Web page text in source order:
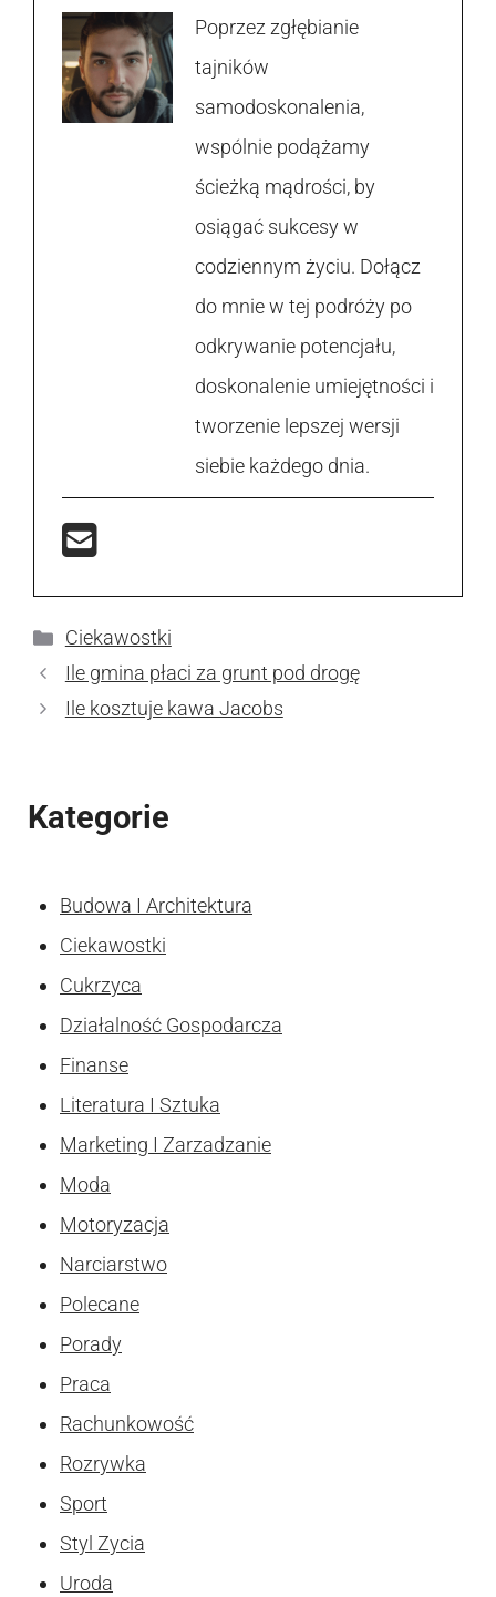
Poprzez zgłębianie
tajników
samodoskonalenia,
wspólnie podążamy
ścieżką mądrości, by
osiągać sukcesy w
codziennym życiu. Dołącz
do mnie w tej podróży po
odkrywanie potencjału,
doskonalenie umiejętności i
tworzenie lepszej wersji
siebie każdego dnia.
Kategorie
Ciekawostki
Ile gmina płaci za grunt pod drogę
Ile kosztuje kawa Jacobs
Kategorie
Budowa I Architektura
Ciekawostki
Cukrzyca
Działalność Gospodarcza
Finanse
Literatura I Sztuka
Marketing I Zarzadzanie
Moda
Motoryzacja
Narciarstwo
Polecane
Porady
Praca
Rachunkowość
Rozrywka
Sport
Styl Zycia
Uroda